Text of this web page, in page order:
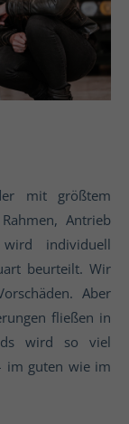
mit größtem
Antrieb
wird individuell
beurteilt. Wir
Aber
fließen in
wird so viel
im guten wie im